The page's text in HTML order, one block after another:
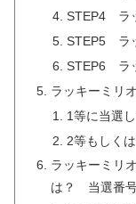
STEP4 ラ
STEP5 ラ
STEP6 ラ
ラッキーミリ
1等に当選
2等もしく
ラッキーミリ
は？ 当選番